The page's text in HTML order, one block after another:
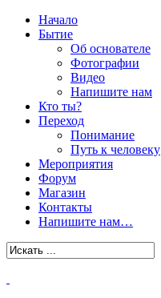
Начало
Бытие
Об основателе
Фотографии
Видео
Напишите нам
Кто ты?
Переход
Понимание
Путь к человеку
Мероприятия
Форум
Магазин
Контакты
Напишите нам…